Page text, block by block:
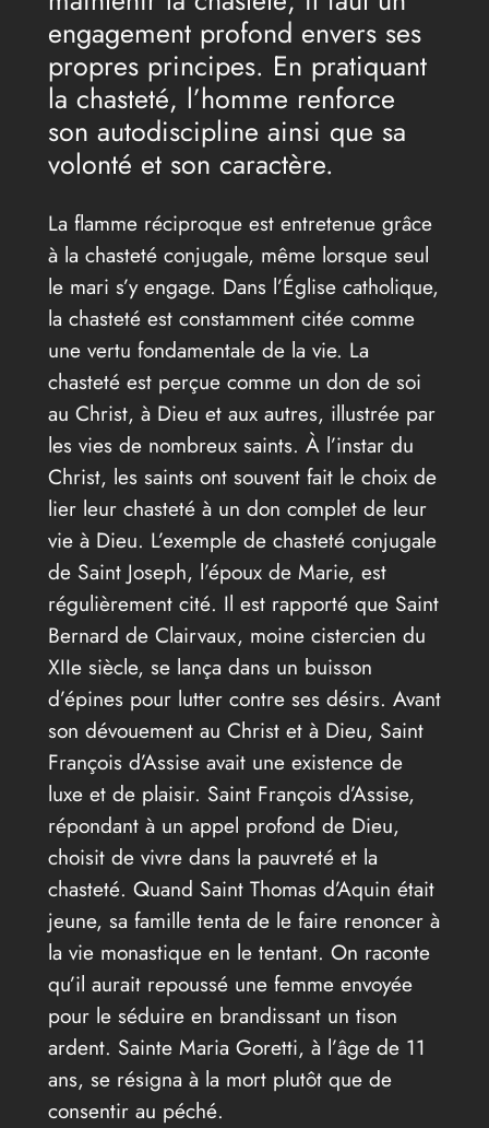
engagement profond envers ses
propres principes. En pratiquant
la chasteté, l’homme renforce
son autodiscipline ainsi que sa
volonté et son caractère.
La flamme réciproque est entretenue grâce
à la chasteté conjugale, même lorsque seul
le mari s’y engage. Dans l’Église catholique,
la chasteté est constamment citée comme
une vertu fondamentale de la vie. La
chasteté est perçue comme un don de soi
au Christ, à Dieu et aux autres, illustrée par
les vies de nombreux saints. À l’instar du
Christ, les saints ont souvent fait le choix de
lier leur chasteté à un don complet de leur
vie à Dieu. L’exemple de chasteté conjugale
de Saint Joseph, l’époux de Marie, est
régulièrement cité. Il est rapporté que Saint
Bernard de Clairvaux, moine cistercien du
XIIe siècle, se lança dans un buisson
d’épines pour lutter contre ses désirs. Avant
son dévouement au Christ et à Dieu, Saint
François d’Assise avait une existence de
luxe et de plaisir. Saint François d’Assise,
répondant à un appel profond de Dieu,
choisit de vivre dans la pauvreté et la
chasteté. Quand Saint Thomas d’Aquin était
jeune, sa famille tenta de le faire renoncer à
la vie monastique en le tentant. On raconte
qu’il aurait repoussé une femme envoyée
pour le séduire en brandissant un tison
ardent. Sainte Maria Goretti, à l’âge de 11
ans, se résigna à la mort plutôt que de
consentir au péché.